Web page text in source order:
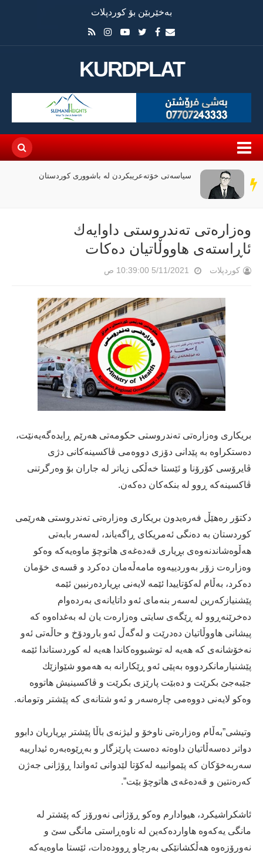
بەخێربێن بۆ کوردپلات
KURDPLAT
سەر
دێڕ
سیاسەتی خۆتەعریبکردن لە باشووری کوردستان
وەزارەتی تەندروستی داوایەك
ئاڕاستەی هاووڵاتیان دەكات
کوردپلات 5/11/2021 10:39:00 ص
بریكاری وەزارەتی تەندروستی حكومەتی هەرێم ڕایدەگەیەنێت،
دەستكراوە بە پێدانی دۆزی دووەمی ڤاكسینەكانی دژی
ڤایرۆسی كۆرۆنا و ئێستا خەڵكی زیاتر لە جاران بۆ وەرگرتنی
ڤاكسینەكە ڕوو لە بنكەكان دەكەن.
دكتۆر رەهێڵ فەرەیدون بریكاری وەزارەتی تەندروستی هەرێمی
كوردستان بە دەنگی ئەمریكای ڕاگەیاند، لەسەر بابەتی
هەڵوەشاندنەوەی بڕیاری قەدەغەی هاتوچۆ ماوەیەكە وەكو
وەزارەت زۆر بەوردییەوە مامەڵەمان دەكرد و قسەی خۆمان
دەكرد، بەڵام لەكۆتاییدا ئێمە لایەنی بڕیاردەرنیین ئێمە
پێشنیازكەرین لەسەر بنەمای ئەو داتایانەی بەردەوام
دەخرێنەڕوو لە ڕێگەی سایتی وەزارەت یان لە بەغداەوە كە
پیشانی هاووڵاتیان دەدرێت و لەگەڵ ئەو بارودۆخ و حاڵەتی ئەو
نەخۆشانەی كە هەیە لە توشبووەكاندا هەیە لە كوردستاندا ئێمە
پێشنیارمانكردووە بەپێی ئەو ڕێكارانە بە هەموو شێوازێك
جێبەجێ بكرێت و دەبێت پارێزی بكرێت و ڤاكسینیش هاتووە
وەكو لایەنی دووەمی چارەسەر و ئەو شتانەی كە پێشتر وتومانە.
وتیشی”بەڵام وەزارەتی ناوخۆ و لیژنەی باڵا پێشتر بڕیاریان دابوو
دواتر دەسەڵاتیان داوەتە دەست پارێزگار و بەڕێوەبەرە ئیدارییە
سەربەخۆكان كە پێموانییە لەكۆتا لێدوانی ئەواندا ڕۆژانی جەژن
كەرەنتین و قەدەغەی هاتوچۆ بێت”.
ئاشكراشیكرد، هیوادارم وەكو ڕۆژانی نەورۆز كە پێشتر لە
مانگی یەكەوە هاواردەكەین لە ناوەڕاستی مانگی سێ و
نەورۆزەوە هەڵكشانێكی بەرچاو ڕوودەدات، ئێستا ماوەیەكە